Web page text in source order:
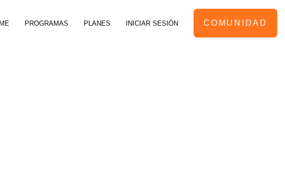
PROGRAMAS PLANES INICIAR SESIÓN COMUNIDAD